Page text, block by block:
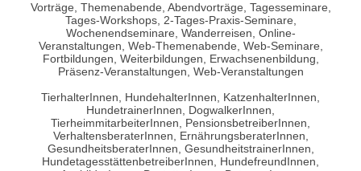
Vorträge, Themenabende, Abendvorträge, Tagesseminare,
Tages-Workshops, 2-Tages-Praxis-Seminare,
Wochenendseminare, Wanderreisen, Online-
Veranstaltungen, Web-Themenabende, Web-Seminare,
Fortbildungen, Weiterbildungen, Erwachsenenbildung,
Präsenz-Veranstaltungen, Web-Veranstaltungen
TierhalterInnen, HundehalterInnen, KatzenhalterInnen,
HundetrainerInnen, DogwalkerInnen,
TierheimmitarbeiterInnen, PensionsbetreiberInnen,
VerhaltensberaterInnen, ErnährungsberaterInnen,
GesundheitsberaterInnen, GesundheitstrainerInnen,
HundetagesstättenbetreiberInnen, HundefreundInnen,